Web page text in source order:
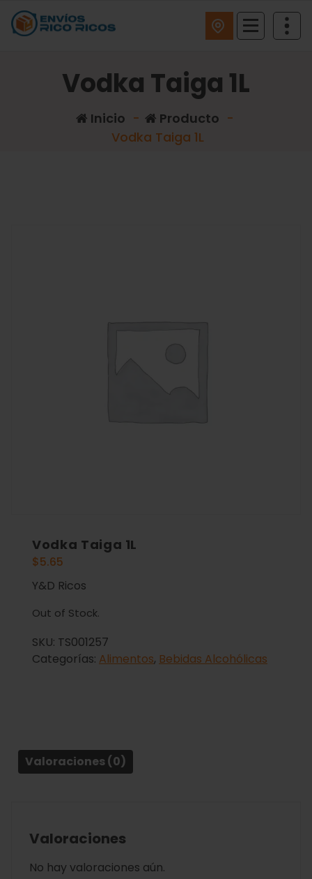
Vodka Taiga 1L
Inicio - Producto -
Vodka Taiga 1L
Vodka Taiga 1L
$5.65
Y&D Ricos
Out of Stock.
SKU: TS001257
Categorías: Alimentos, Bebidas Alcohólicas
Valoraciones (0)
Valoraciones
No hay valoraciones aún.